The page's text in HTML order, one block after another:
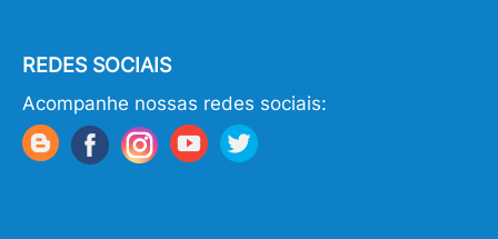
REDES SOCIAIS
Acompanhe nossas redes sociais: